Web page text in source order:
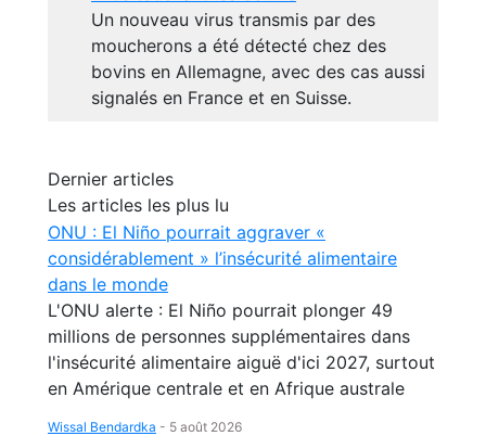
Un nouveau virus transmis par des
moucherons a été détecté chez des
bovins en Allemagne, avec des cas aussi
signalés en France et en Suisse.
Dernier articles
Les articles les plus lu
ONU : El Niño pourrait aggraver «
considérablement » l’insécurité alimentaire
dans le monde
L'ONU alerte : El Niño pourrait plonger 49
millions de personnes supplémentaires dans
l'insécurité alimentaire aiguë d'ici 2027, surtout
en Amérique centrale et en Afrique australe
Wissal Bendardka - 5 août 2026